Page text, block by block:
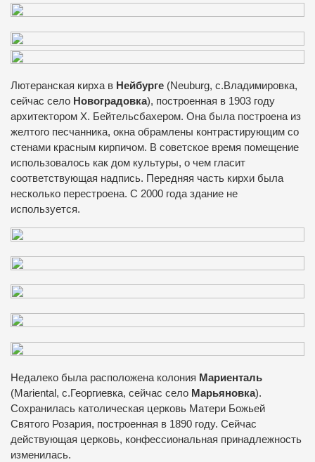
Лютеранская кирха в Нейбурге (Neuburg, с.Владимировка,
сейчас село Новоградовка), построенная в 1903 году
архитектором Х. Бейтельсбахером. Она была построена из
желтого песчанника, окна обрамлены контрастирующим со
стенами красным кирпичом. В советское время помещение
использовалось как дом культуры, о чем гласит
соответствующая надпись. Передняя часть кирхи была
несколько перестроена. С 2000 года здание не
используется.
Недалеко была расположена колония Мариенталь
(Mariental, с.Георгиевка, сейчас село Марьяновка).
Сохранилась католическая церковь Матери Божьей
Святого Розария, построенная в 1890 году. Сейчас
действующая церковь, конфессиональная принадлежность
изменилась.